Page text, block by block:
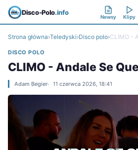
Disco-Polo.info
Newsy Klipy
Strona główna›Teledyski›Disco polo›CLIMO -
DISCO POLO
CLIMO - Andale Se
Adam Begier 11 czerwca 2026, 18:41